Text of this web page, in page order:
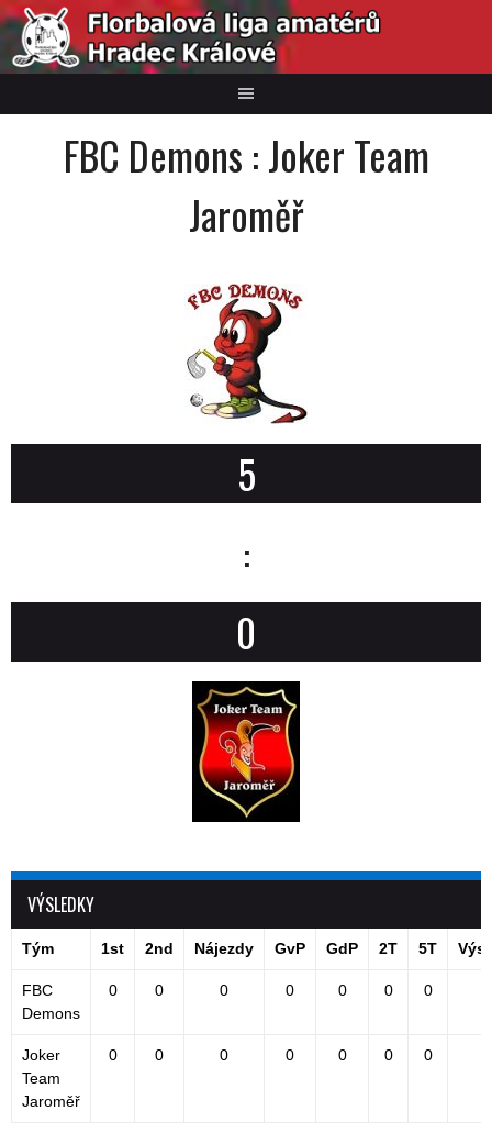
Skip
content
FBC Demons : Joker Team
Jaroměř
5
:
0
VÝSLEDKY
Tým 1st 2nd Nájezdy GvP GdP 2T 5T
FBC
Demons
0 0 0 0 0 0 0
Joker
Team
Jaroměř
0 0 0 0 0 0 0